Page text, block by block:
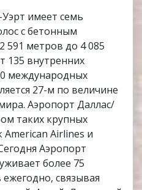
имеет семь
с бетонным
591 метров до 4 085
135 внутренних
международных
27-м по величине
Аэропорт Даллас/
таких крупных
Airlines и
Аэропорт
более 75
связывая